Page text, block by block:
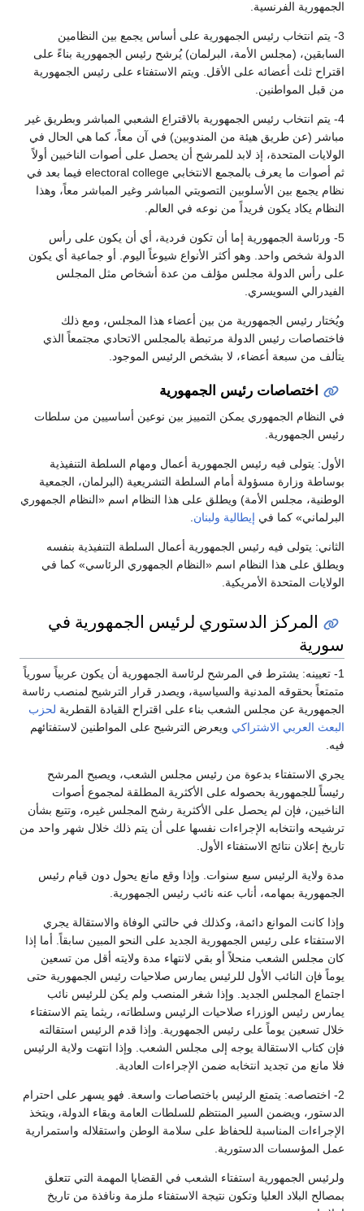
الجمهورية الفرنسية.
3- يتم انتخاب رئيس الجمهورية على أساس يجمع بين النظامين
السابقين، (مجلس الأمة، البرلمان) يُرشح رئيس الجمهورية بناءً على
اقتراح ثلث أعضائه على الأقل. ويتم الاستفتاء على رئيس الجمهورية
من قبل المواطنين.
4- يتم انتخاب رئيس الجمهورية بالاقتراع الشعبي المباشر وبطريق غير
مباشر (عن طريق هيئة من المندوبين) في آن معاً، كما هي الحال في
الولايات المتحدة، إذ لابد للمرشح أن يحصل على أصوات الناخبين أولاً
ثم أصوات ما يعرف بالمجمع الانتخابي electoral college فيما بعد في
نظام يجمع بين الأسلوبين التصويتي المباشر وغير المباشر معاً، وهذا
النظام يكاد يكون فريداً من نوعه في العالم.
5- ورئاسة الجمهورية إما أن تكون فردية، أي أن يكون على رأس
الدولة شخص واحد. وهو أكثر الأنواع شيوعاً اليوم. أو جماعية أي يكون
على رأس الدولة مجلس مؤلف من عدة أشخاص مثل المجلس
الفيدرالي السويسري.
ويُختار رئيس الجمهورية من بين أعضاء هذا المجلس، ومع ذلك
فاختصاصات رئيس الدولة مرتبطة بالمجلس الاتحادي مجتمعاً الذي
يتألف من سبعة أعضاء، لا بشخص الرئيس الموجود.
اختصاصات رئيس الجمهورية
في النظام الجمهوري يمكن التمييز بين نوعين أساسيين من سلطات
رئيس الجمهورية.
الأول: يتولى فيه رئيس الجمهورية أعمال ومهام السلطة التنفيذية
بوساطة وزارة مسؤولة أمام السلطة التشريعية (البرلمان، الجمعية
الوطنية، مجلس الأمة) ويطلق على هذا النظام اسم «النظام الجمهوري
البرلماني» كما في إيطالية ولبنان
الثاني: يتولى فيه رئيس الجمهورية أعمال السلطة التنفيذية بنفسه
ويطلق على هذا النظام اسم «النظام الجمهوري الرئاسي» كما في
الولايات المتحدة الأمريكية.
المركز الدستوري لرئيس الجمهورية في
سورية
1- تعيينه: يشترط في المرشح لرئاسة الجمهورية أن يكون عربياً سورياً
متمتعاً بحقوقه المدنية والسياسية، ويصدر قرار الترشيح لمنصب رئاسة
الجمهورية عن مجلس الشعب بناء على اقتراح القيادة القطرية لحزب
البعث العربي الاشتراكي ويعرض الترشيح على المواطنين لاستفتائهم
فيه.
يجري الاستفتاء بدعوة من رئيس مجلس الشعب، ويصبح المرشح
رئيساً للجمهورية بحصوله على الأكثرية المطلقة لمجموع أصوات
الناخبين، فإن لم يحصل على الأكثرية رشح المجلس غيره، وتتبع بشأن
ترشيحه وانتخابه الإجراءات نفسها على أن يتم ذلك خلال شهر واحد من
تاريخ إعلان نتائج الاستفتاء الأول.
مدة ولاية الرئيس سبع سنوات. وإذا وقع مانع يحول دون قيام رئيس
الجمهورية بمهامه، أناب عنه نائب رئيس الجمهورية.
وإذا كانت الموانع دائمة، وكذلك في حالتي الوفاة والاستقالة يجري
الاستفتاء على رئيس الجمهورية الجديد على النحو المبين سابقاً. أما إذا
كان مجلس الشعب منحلاً أو بقي لانتهاء مدة ولايته أقل من تسعين
يوماً فإن النائب الأول للرئيس يمارس صلاحيات رئيس الجمهورية حتى
اجتماع المجلس الجديد. وإذا شغر المنصب ولم يكن للرئيس نائب
يمارس رئيس الوزراء صلاحيات الرئيس وسلطاته، ريثما يتم الاستفتاء
خلال تسعين يوماً على رئيس الجمهورية. وإذا قدم الرئيس استقالته
فإن كتاب الاستقالة يوجه إلى مجلس الشعب. وإذا انتهت ولاية الرئيس
فلا مانع من تجديد انتخابه ضمن الإجراءات العادية.
2- اختصاصه: يتمتع الرئيس باختصاصات واسعة. فهو يسهر على احترام
الدستور، ويضمن السير المنتظم للسلطات العامة وبقاء الدولة، ويتخذ
الإجراءات المناسبة للحفاظ على سلامة الوطن واستقلاله واستمرارية
عمل المؤسسات الدستورية.
ولرئيس الجمهورية استفتاء الشعب في القضايا المهمة التي تتعلق
بمصالح البلاد العليا وتكون نتيجة الاستفتاء ملزمة ونافذة من تاريخ